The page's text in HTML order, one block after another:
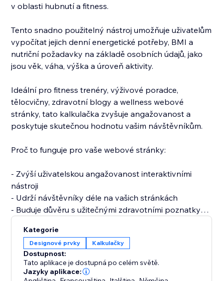
v oblasti hubnutí a fitness.
Tento snadno použitelný nástroj umožňuje uživatelům
vypočítat jejich denní energetické potřeby, BMI a
nutriční požadavky na základě osobních údajů, jako
jsou věk, váha, výška a úroveň aktivity.
Ideální pro fitness trenéry, výživové poradce,
tělocvičny, zdravotní blogy a wellness webové
stránky, tato kalkulačka zvyšuje angažovanost a
poskytuje skutečnou hodnotu vašim návštěvníkům.
Proč to funguje pro vaše webové stránky:
- Zvýší uživatelskou angažovanost interaktivními
nástroji
- Udrží návštěvníky déle na vašich stránkách
- Buduje důvěru s užitečnými zdravotními poznatky
Kategorie
Designové prvky Kalkulačky
Dostupnost:
Tato aplikace je dostupná po celém světě.
Jazyky aplikace: